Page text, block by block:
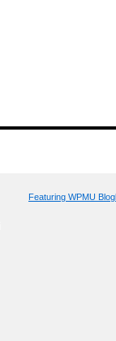
Featuring WPMU